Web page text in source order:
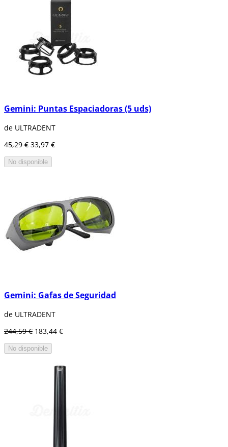
Gemini: Puntas Espaciadoras (5 uds)
de ULTRADENT
45,29 € 33,97 €
No disponible
Gemini: Gafas de Seguridad
de ULTRADENT
244,59 € 183,44 €
No disponible